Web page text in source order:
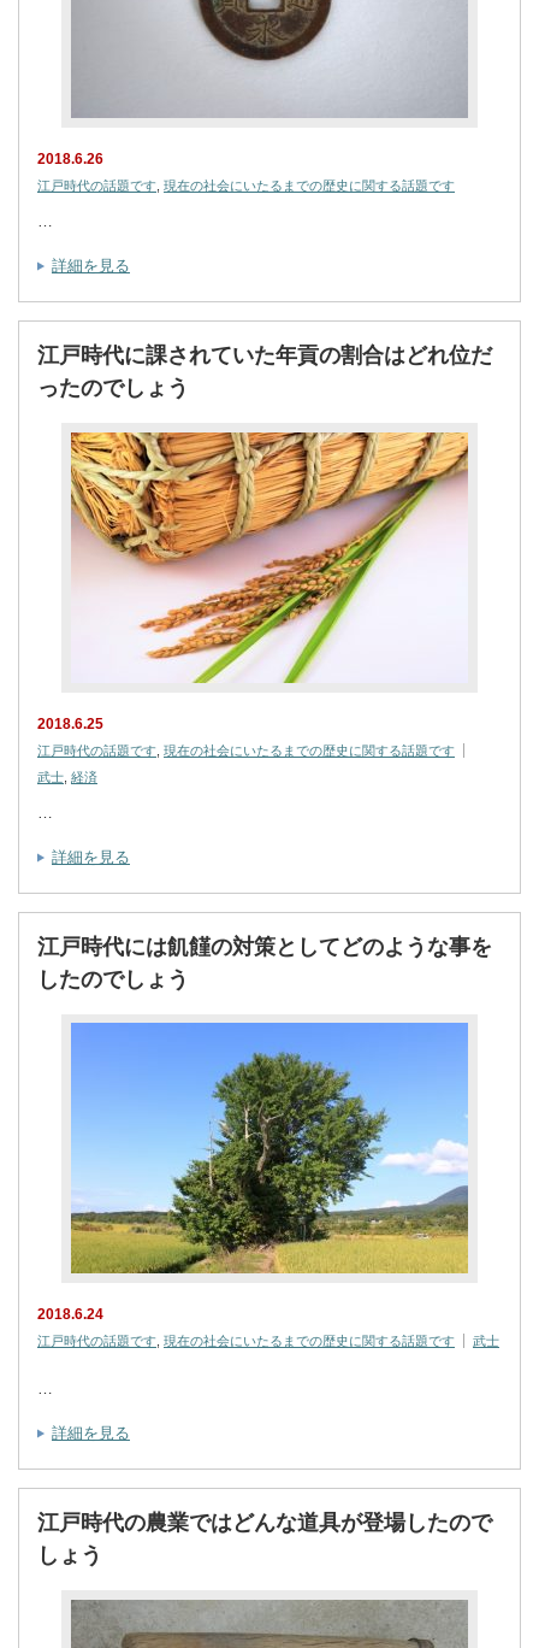
2018.6.26
江戸時代の話題です 現在の社会にいたるまでの歴史に関する話題です
…
詳細を見る
江戸時代に課されていた年貢の割合はどれ位だ
ったのでしょう
2018.6.25
江戸時代の話題です 現在の社会にいたるまでの歴史に関する話題です
武士 経済
詳細を見る
江戸時代には飢饉の対策としてどのような事を
したのでしょう
2018.6.24
江戸時代の話題です 現在の社会にいたるまでの歴史に関する話題です 武士
…
詳細を見る
江戸時代の農業ではどんな道具が登場したので
しょう